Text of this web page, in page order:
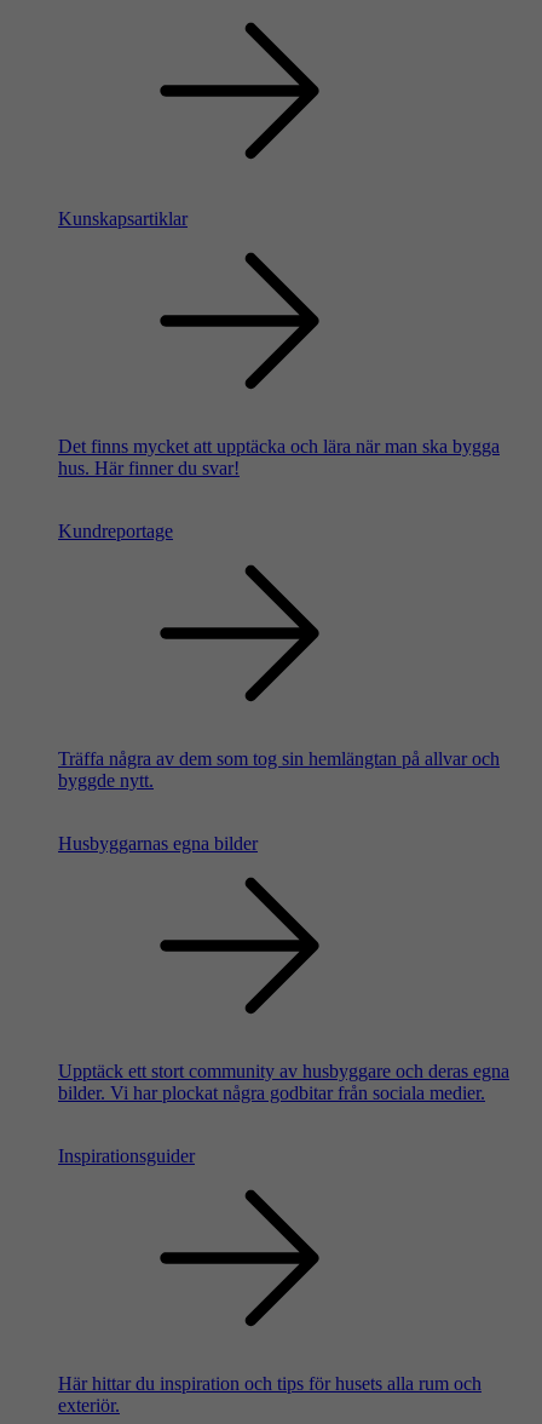
Kunskapsartiklar
Det finns mycket att upptäcka och lära när man ska bygga
hus. Här finner du svar!
Kundreportage
Träffa några av dem som tog sin hemlängtan på allvar och
byggde nytt.
Husbyggarnas egna bilder
Upptäck ett stort community av husbyggare och deras egna
bilder. Vi har plockat några godbitar från sociala medier.
Inspirationsguider
Här hittar du inspiration och tips för husets alla rum och
exteriör.